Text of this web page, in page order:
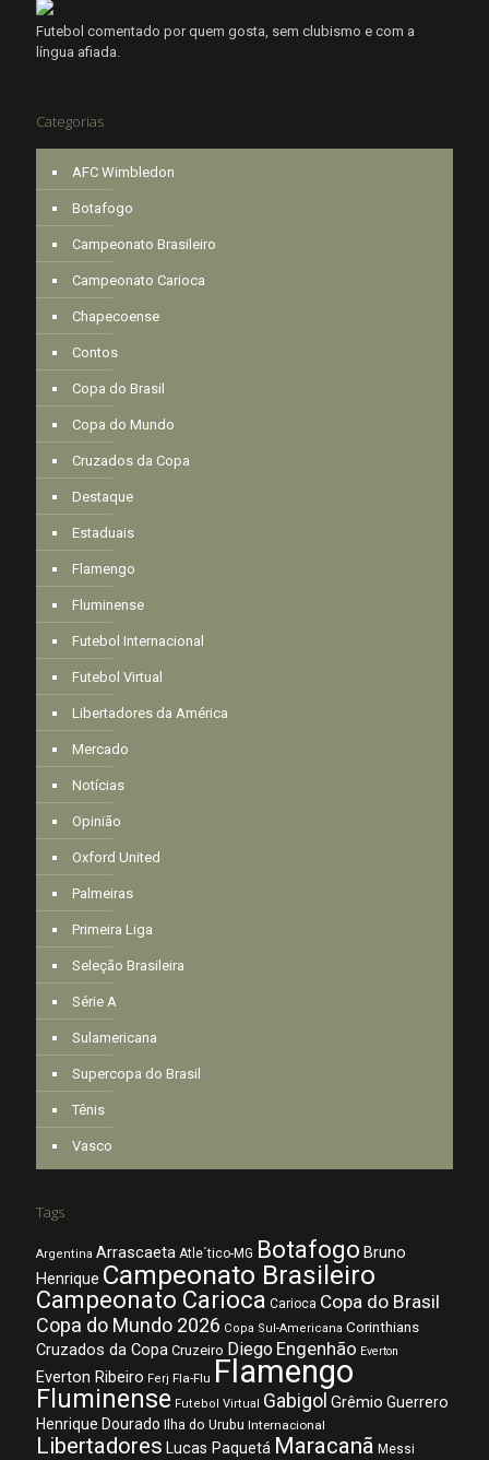
Futebol comentado por quem gosta, sem clubismo e com a
língua afiada.
Categorias
AFC Wimbledon
Botafogo
Campeonato Brasileiro
Campeonato Carioca
Chapecoense
Contos
Copa do Brasil
Copa do Mundo
Cruzados da Copa
Destaque
Estaduais
Flamengo
Fluminense
Futebol Internacional
Futebol Virtual
Libertadores da América
Mercado
Notícias
Opinião
Oxford United
Palmeiras
Primeira Liga
Seleção Brasileira
Série A
Sulamericana
Supercopa do Brasil
Tênis
Vasco
Tags
Argentina Arrascaeta Atle´tico-MG Botafogo Bruno
Henrique Campeonato Brasileiro
Campeonato Carioca Carioca Copa do Brasil
Copa do Mundo 2026 Copa Sul-Americana Corinthians
Cruzados da Copa Cruzeiro Diego Engenhão Everton
Everton Ribeiro Ferj Fla-Flu Flamengo
Fluminense Futebol Virtual Gabigol Grêmio Guerrero
Henrique Dourado Ilha do Urubu Internacional
Libertadores Lucas Paquetá Maracanã Messi